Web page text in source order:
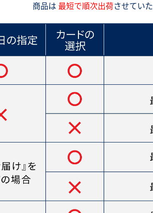
商品は 最短で順次出荷させていた